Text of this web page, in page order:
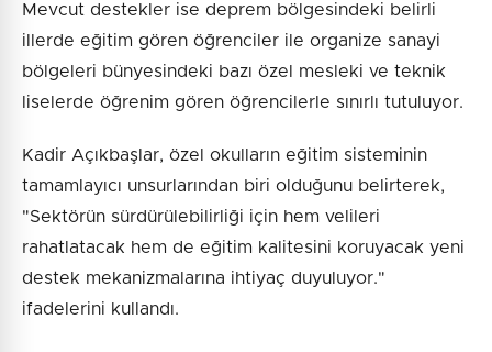
Mevcut destekler ise deprem bölgesindeki belirli
illerde eğitim gören öğrenciler ile organize sanayi
bölgeleri bünyesindeki bazı özel mesleki ve teknik
liselerde öğrenim gören öğrencilerle sınırlı tutuluyor.
Kadir Açıkbaşlar, özel okulların eğitim sisteminin
tamamlayıcı unsurlarından biri olduğunu belirterek,
"Sektörün sürdürülebilirliği için hem velileri
rahatlatacak hem de eğitim kalitesini koruyacak yeni
destek mekanizmalarına ihtiyaç duyuluyor."
ifadelerini kullandı.